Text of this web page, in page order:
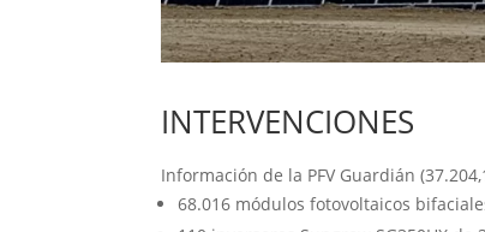
INTERVENCIONES
Información de la PFV Guardián
68.016 módulos fotovoltaicos